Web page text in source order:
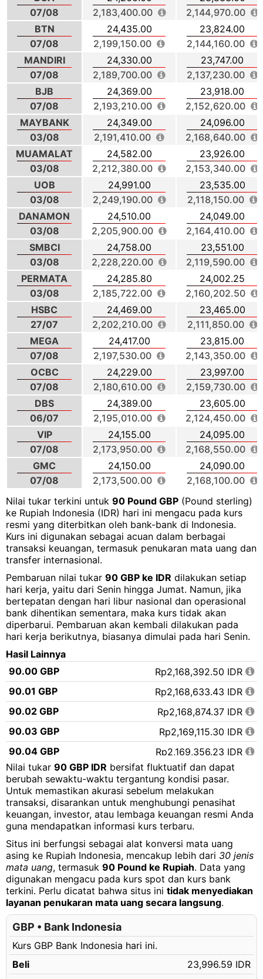
07/08
2,183,400.00
2,144,970.00
BTN
07/08
24,435.00
2,199,150.00
23,824.00
2,144,160.00
MANDIRI
07/08
24,330.00
2,189,700.00
23,747.00
2,137,230.00
BJB
07/08
24,369.00
2,193,210.00
23,918.00
2,152,620.00
MAYBANK
03/08
24,349.00
2,191,410.00
24,096.00
2,168,640.00
MUAMALAT
03/08
24,582.00
2,212,380.00
23,926.00
2,153,340.00
UOB
03/08
24,991.00
2,249,190.00
23,535.00
2,118,150.00
DANAMON
03/08
24,510.00
2,205,900.00
24,049.00
2,164,410.00
SMBCI
03/08
24,758.00
2,228,220.00
23,551.00
2,119,590.00
PERMATA
03/08
24,285.80
2,185,722.00
24,002.25
2,160,202.50
HSBC
27/07
24,469.00
2,202,210.00
23,465.00
2,111,850.00
MEGA
07/08
24,417.00
2,197,530.00
23,815.00
2,143,350.00
OCBC
07/08
24,229.00
2,180,610.00
23,997.00
2,159,730.00
DBS
06/07
24,389.00
2,195,010.00
23,605.00
2,124,450.00
VIP
07/08
24,155.00
2,173,950.00
24,095.00
2,168,550.00
GMC
07/08
24,150.00
2,173,500.00
24,090.00
2,168,100.00
Nilai tukar terkini untuk 90 Pound GBP (Pound sterling)
ke Rupiah Indonesia (IDR) hari ini mengacu pada kurs
resmi yang diterbitkan oleh bank-bank di Indonesia.
Kurs ini digunakan sebagai acuan dalam berbagai
transaksi keuangan, termasuk penukaran mata uang dan
transfer internasional.
Pembaruan nilai tukar 90 GBP ke IDR dilakukan setiap
hari kerja, yaitu dari Senin hingga Jumat. Namun, jika
bertepatan dengan hari libur nasional dan operasional
bank dihentikan sementara, maka kurs tidak akan
diperbarui. Pembaruan akan kembali dilakukan pada
hari kerja berikutnya, biasanya dimulai pada hari Senin.
Hasil Lainnya
90.00 GBP
Rp2,168,392.50 IDR
90.01 GBP
Rp2,168,633.43 IDR
90.02 GBP
Rp2,168,874.37 IDR
90.03 GBP
Rp2,169,115.30 IDR
90.04 GBP
Rp2,169,356.23 IDR
90.05 GBP
Rp2,169,597.16 IDR
90.06 GBP
Rp2,169,838.10 IDR
90.07 GBP
Rp2,170,079.03 IDR
90.08 GBP
Rp2,170,319.96 IDR
90.09 GBP
Rp2,170,560.89 IDR
90.10 GBP
Rp2,170,801.83 IDR
90.11 GBP
Rp2,171,042.76 IDR
90.12 GBP
Rp2,171,283.69 IDR
90.13 GBP
90.14 GBP
Rp2,171,765.56 IDR
90.15 GBP
Rp2,172,006.49 IDR
Nilai tukar 90 GBP IDR bersifat fluktuatif dan dapat
berubah sewaktu-waktu tergantung kondisi pasar.
Untuk memastikan akurasi sebelum melakukan
transaksi, disarankan untuk menghubungi penasihat
keuangan, investor, atau lembaga keuangan resmi Anda
guna mendapatkan informasi kurs terbaru.
Situs ini berfungsi sebagai alat konversi mata uang
asing ke Rupiah Indonesia, mencakup lebih dari 30 jenis
mata uang, termasuk 90 Pound ke Rupiah. Data yang
digunakan mengacu pada kurs spot dan kurs bank
terkini. Perlu dicatat bahwa situs ini tidak menyediakan
layanan penukaran mata uang secara langsung.
GBP • Bank Indonesia
Kurs GBP Bank Indonesia hari ini.
Beli
23,996.59 IDR